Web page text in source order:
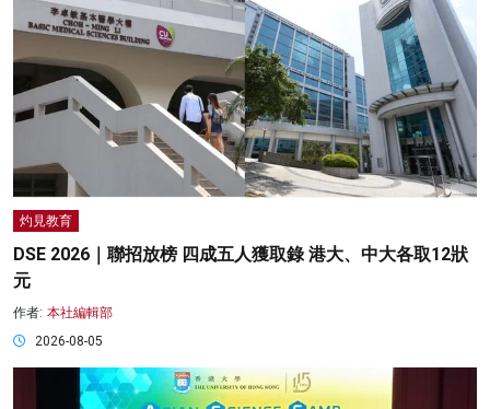
灼見教育
DSE 2026｜聯招放榜 四成五人獲取錄 港大、中大各取12狀
元
作者: 本社編輯部
2026-08-05